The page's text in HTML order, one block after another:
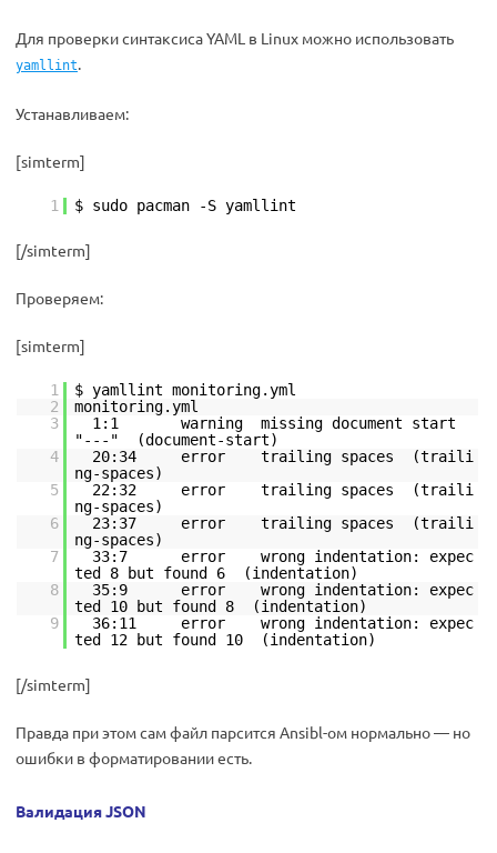
Для проверки синтаксиса YAML в Linux можно использовать
yamllint.
Устанавливаем:
[simterm]
1 $ sudo pacman -S yamllint
[/simterm]
Проверяем:
[simterm]
1
$ yamllint monitoring.yml
2
monitoring.yml
3
1:1 warning missing document start
"---" (document-start)
4
20:34 error trailing spaces (traili
ng-spaces)
5
22:32 error trailing spaces (traili
ng-spaces)
6
23:37 error trailing spaces (traili
ng-spaces)
7
33:7 error wrong indentation: expec
ted 8 but found 6 (indentation)
8
35:9 error wrong indentation: expec
ted 10 but found 8 (indentation)
9
36:11 error wrong indentation: expec
ted 12 but found 10 (indentation)
[/simterm]
Правда при этом сам файл парсится Ansibl-ом нормально — но
ошибки в форматировании есть.
Валидация JSON